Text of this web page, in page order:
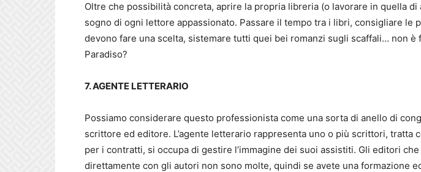
Oltre che possibilità concreta, aprire la propria libreria (o lavorare in quella di
sogno di ogni lettore appassionato. Passare il tempo tra i libri, consigliare le
devono fare una scelta, sistemare tutti quei bei romanzi sugli scaffali… non è
Paradiso?
7. AGENTE LETTERARIO
Possiamo considerare questo professionista come una sorta di anello di
scrittore ed editore. L’agente letterario rappresenta uno o più scrittori, tratta
per i contratti, si occupa di gestire l’immagine dei suoi assistiti. Gli editori
direttamente con gli autori non sono molte, quindi se avete una formazione